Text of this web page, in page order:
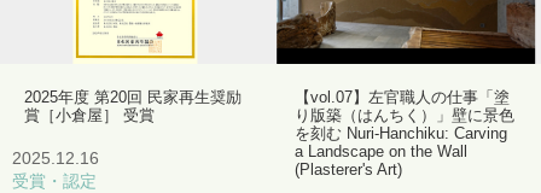
2025年度 第20回 民家再生奨励
賞［小倉屋］ 受賞
2025.12.16
受賞・認定
【vol.07】左官職人の仕事「塗
り版築（はんちく）」壁に景色
を刻む Nuri-Hanchiku: Carving
a Landscape on the Wall
(Plasterer's Art)